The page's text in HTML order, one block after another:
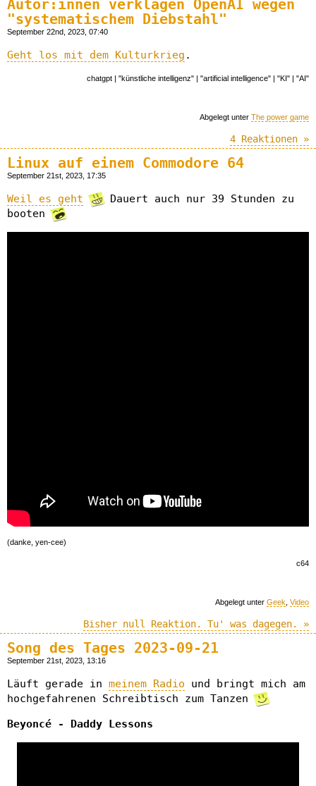
Autor:innen verklagen OpenAI wegen
"systematischem Diebstahl"
September 22nd, 2023, 07:40
Geht los mit dem Kulturkrieg .
chatgpt | "künstliche intelligenz" | "artificial intelligence" | "KI" | "AI"
Abgelegt unter The power game
4 Reaktionen »
Linux auf einem Commodore 64
September 21st, 2023, 17:35
Weil es geht
Dauert auch nur 39 Stunden zu
booten
(danke, yen-cee)
c64
Abgelegt unter Geek Video
Bisher null Reaktion. Tu' was dagegen. »
Song des Tages 2023-09-21
September 21st, 2023, 13:16
Läuft gerade in meinem Radio und bringt mich am
hochgefahrenen Schreibtisch zum Tanzen
Beyoncé - Daddy Lessons